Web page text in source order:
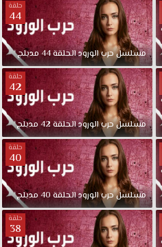
حلقة
44
مسلسلحربالورودالحلقة44مدبلج
حلقة
42
مسلسلحربالورودالحلقة42مدبلج
حلقة
40
مسلسلحربالورودالحلقة40مدبلج
حلقة
38